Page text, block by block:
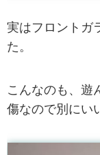
実はフロントガ
た。
こんなのも、遊
傷なので別にい